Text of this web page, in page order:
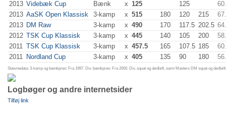
2013 Videbæk Cup Bænk x 125 125
2013 AaSK Open Klassisk 3-kamp x 515 180 120 215
2013 DM Raw 3-kamp x 490 170 117.5 202.5
2012 TSK Cup Klassisk 3-kamp x 445 140 105 200
2011 TSK Cup Klassisk 3-kamp x 457.5 165 107.5 185
2011 Nordland Cup 3-kamp x 405 135 90 180
Stævnedata: 3-kamp og bænkpres: Fra 1997. Div. bænkpres: Fra 2000. Div. squat og dødløft, samt Masters DM squat og
Logbøger og andre internetsider
Tilføj link